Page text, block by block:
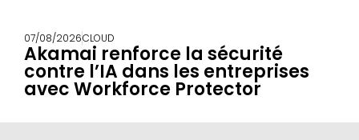
07/08/2026CLOUD
Akamai renforce la sécurité
contre l’IA dans les entreprises
avec Workforce Protector